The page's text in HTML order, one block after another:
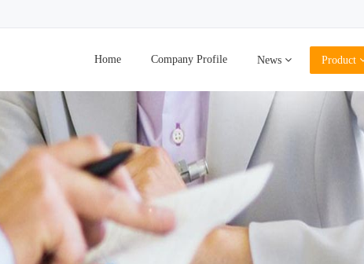
Home Company Profile News Product